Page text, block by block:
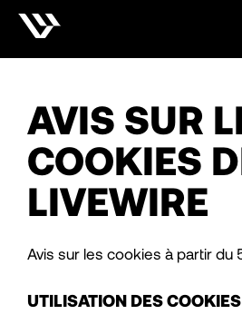
AVIS SUR
COOKIES
LIVEWIRE
Avis sur les cookies à partir du
UTILISATION DES